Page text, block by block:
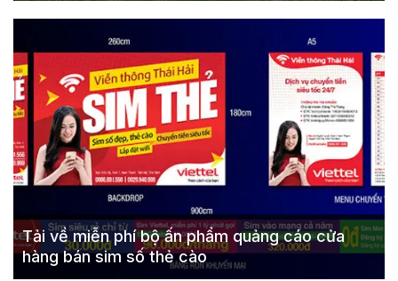
Tải về miễn phí bộ ấn phẩm quảng cáo cửa
hàng bán sim số thẻ cào